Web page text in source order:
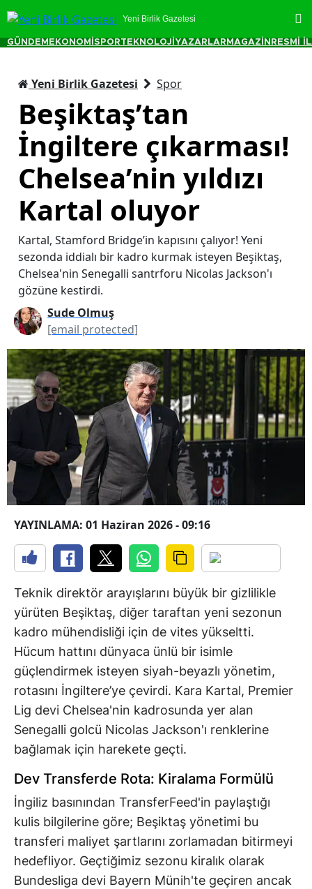
Yeni Birlik Gazetesi
GÜNDEM EKONOMİ SPORTEKNOLOJİ YAZARLAR MAGAZİN RESMİ
Yeni Birlik Gazetesi Spor
Beşiktaş’tan
İngiltere çıkarması!
Chelsea’nin yıldızı
Kartal oluyor
Kartal, Stamford Bridge’in kapısını çalıyor! Yeni
sezonda iddialı bir kadro kurmak isteyen Beşiktaş,
Chelsea'nin Senegalli santrforu Nicolas Jackson'ı
gözüne kestirdi.
Sude Olmuş
[email protected]
YAYINLAMA: 01 Haziran 2026 - 09:16
Teknik direktör arayışlarını büyük bir gizlilikle
yürüten Beşiktaş, diğer taraftan yeni sezonun
kadro mühendisliği için de vites yükseltti.
Hücum hattını dünyaca ünlü bir isimle
güçlendirmek isteyen siyah-beyazlı yönetim,
rotasını İngiltere’ye çevirdi. Kara Kartal, Premier
Lig devi Chelsea'nin kadrosunda yer alan
Senegalli golcü Nicolas Jackson'ı renklerine
bağlamak için harekete geçti.
Dev Transferde Rota: Kiralama Formülü
İngiliz basınından TransferFeed'in paylaştığı
kulis bilgilerine göre; Beşiktaş yönetimi bu
transferi maliyet şartlarını zorlamadan bitirmeyi
hedefliyor. Geçtiğimiz sezonu kiralık olarak
Bundesliga devi Bayern Münih'te geçiren ancak